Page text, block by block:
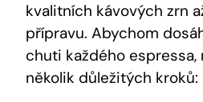
kvalitních kávových zrn
přípravu. Abychom
chuti každého
několik důležitých kroků: